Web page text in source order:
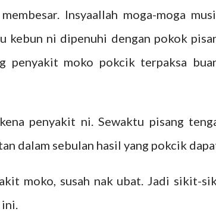
Insyaallah moga-moga
kebun ni dipenuhi dengan pokok
penyakit moko pokcik terpaksa
penyakit ni. Sewaktu pisang
dalam sebulan hasil yang pokcik
moko, susah nak ubat. Jadi sikit-